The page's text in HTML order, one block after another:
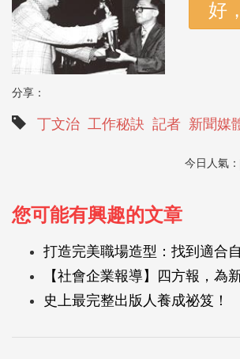
分享：
丁文治 工作秘訣 記者 新聞媒
今日人氣：
您可能有興趣的文章
打造完美職場造型：找到適合
【社會企業報導】四方報，為
史上最完整出版人養成祕笈！